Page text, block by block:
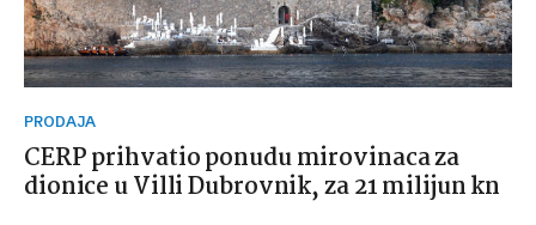
PRODAJA
CERP prihvatio ponudu mirovinaca za
dionice u Villi Dubrovnik, za 21 milijun kn